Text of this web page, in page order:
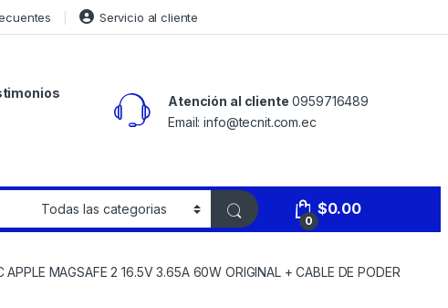
Servicio al cliente
Atención al cliente 0959716489
Email: info@tecnit.com.ec
0
$0.00
MAGSAFE 2 16.5V 3.65A 60W ORIGINAL + CABLE DE PODER